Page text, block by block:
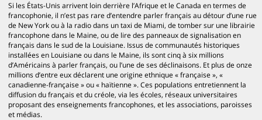
Si les États-Unis arrivent loin derrière l’Afrique et le Canada en termes de
francophonie, il n’est pas rare d’entendre parler français au détour d’une rue
de New York ou à la radio dans un taxi de Miami, de tomber sur une librairie
francophone dans le Maine, ou de lire des panneaux de signalisation en
français dans le sud de la Louisiane. Issus de communautés historiques
installées en Louisiane ou dans le Maine, ils sont cinq à six millions
d’Américains à parler français, ou l’une de ses déclinaisons. Et plus de onze
millions d’entre eux déclarent une origine ethnique « française », «
canadienne-française » ou « haïtienne ». Ces populations entretiennent la
diffusion du français et du créole, via les écoles, réseaux universitaires
proposant des enseignements francophones, et les associations, paroisses
et médias.